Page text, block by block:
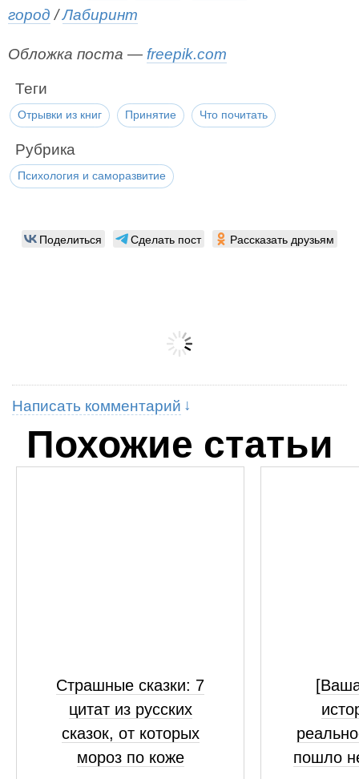
город /Лабиринт
Обложка поста — freepik.com
Теги
Отрывки из книг Принятие Что почитать
Рубрика
Психология и саморазвитие
Поделиться Сделать пост Рассказать друзьям
Написать комментарий
Похожие статьи
Страшные сказки: 7
цитат из русских
сказок, от которых
мороз по коже
пошло